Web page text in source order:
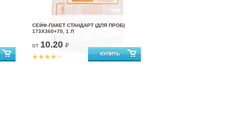
СЕЙФ-ПАКЕТ СТАНДАРТ (ДЛЯ ПРОБ)
173X360+70, 1 Л
от 10.20 ₽